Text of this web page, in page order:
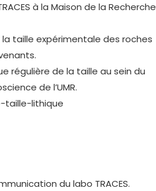
à la Maison de la Recherche
taille expérimentale des roches
régulière de la taille au sein du
de l’UMR.
taille-lithique
du labo TRACES.